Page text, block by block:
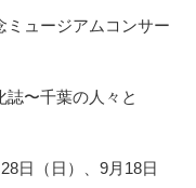
ュージアムコンサー
〜千葉の人々と
日（日）、9月18日